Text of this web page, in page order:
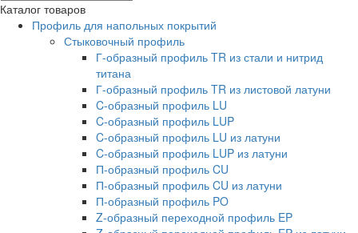
Каталог товаров
Профиль для напольных покрытий
Стыковочный профиль
Г-образный профиль TR из стали и нитрид
титана
Г-образный профиль TR из листовой латуни
C-образный профиль LU
C-образный профиль LUP
C-образный профиль LU из латуни
C-образный профиль LUP из латуни
П-образный профиль CU
П-образный профиль CU из латуни
П-образный профиль PO
Z-образный переходной профиль EP